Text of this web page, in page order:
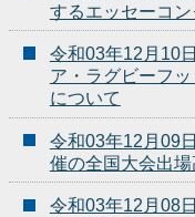
するエッセーコ
令和03年12月10
ア・ラグビーフ
について
令和03年12月09
催の全国大会出
令和03年12月08